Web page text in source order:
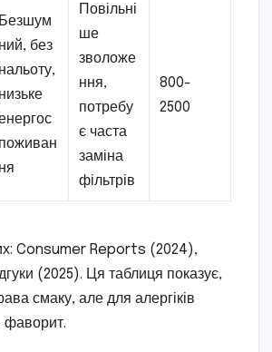
Безшум
ний, без
нальоту,
низьке
поживан
ня
Повільні
ше
зволоже
ння,
потребу
є часта
заміна
фільтрів
800-
2500
Consumer Reports (2024),
(2025). Ця таблиця показує,
смаку, але для алергіків
фаворит.